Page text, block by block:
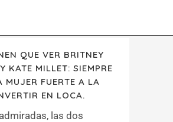
QUE VER BRITNEY
KATE MILLET: SIEMPRE
MUJER FUERTE A LA
EN LOCA.
las dos